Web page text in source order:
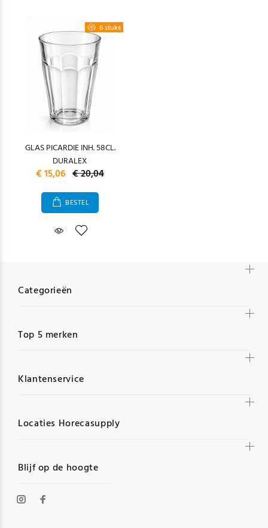
6 stuks
GLAS PICARDIE INH. 58CL.
DURALEX
€ 15,06 € 20,04
BESTEL
Blijf op de hoogte
Categorieën
Top 5 merken
Klantenservice
Locaties Horecasupply